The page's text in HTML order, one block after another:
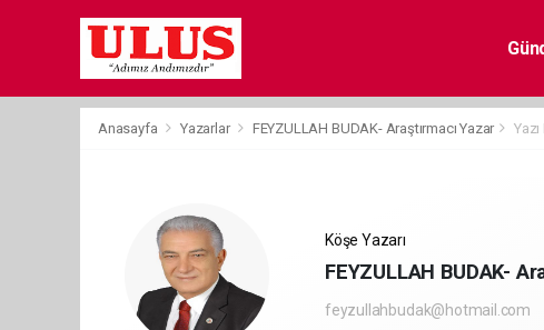
Anasayfa Yazarlar FEYZULLAH BUDAK- Araştırmacı Yazar Yazı
Köşe Yazarı
FEYZULLAH BUDAK-
feyzullahbudak@hotmail.com